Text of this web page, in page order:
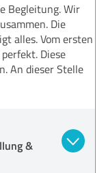
Begleitung. Wir
Die
alles. Vom ersten
Diese
An dieser Stelle
&